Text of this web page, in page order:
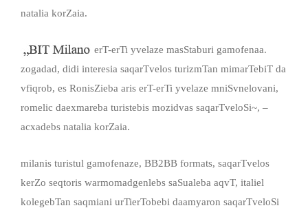
natalia korZaia.
erT-erTi yvelaze masStaburi gamofenaa.
zogadad, didi interesia saqarTvelos turizmTan mimarTebiT da
vfiqrob, es RonisZieba aris erT-erTi yvelaze mniSvnelovani,
romelic daexmareba turistebis mozidvas saqarTveloSi~, –
acxadebs natalia korZaia.
milanis turistul gamofenaze, ВB2BВ formats, saqarTvelos
kerZo seqtoris warmomadgenlebs saSualeba aqvT, italiel
kolegebTan saqmiani urTierTobebi daamyaron saqarTveloSi